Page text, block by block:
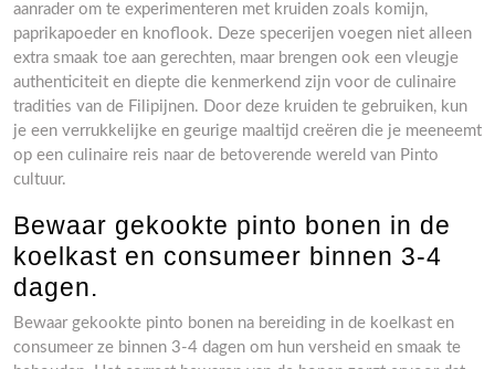
aanrader om te experimenteren met kruiden zoals komijn,
paprikapoeder en knoflook. Deze specerijen voegen niet alleen
extra smaak toe aan gerechten, maar brengen ook een vleugje
authenticiteit en diepte die kenmerkend zijn voor de culinaire
tradities van de Filipijnen. Door deze kruiden te gebruiken, kun
je een verrukkelijke en geurige maaltijd creëren die je meeneemt
op een culinaire reis naar de betoverende wereld van Pinto
cultuur.
Bewaar gekookte pinto bonen in de
koelkast en consumeer binnen 3-4
dagen.
Bewaar gekookte pinto bonen na bereiding in de koelkast en
consumeer ze binnen 3-4 dagen om hun versheid en smaak te